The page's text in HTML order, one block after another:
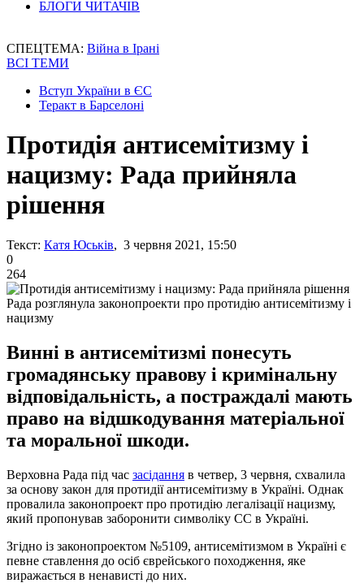
БЛОГИ ЧИТАЧІВ
СПЕЦТЕМА: Війна в Ірані
ВСІ ТЕМИ
Вступ України в ЄС
Теракт в Барселоні
Протидія антисемітизму і
нацизму: Рада прийняла
рішення
Текст: Катя Юськів, 3 червня 2021, 15:50
0
264
Рада розглянула законопроекти про протидію антисемітизму і
нацизму
Винні в антисемітизмі понесуть
громадянську правову і кримінальну
відповідальність, а постраждалі мають
право на відшкодування матеріальної
та моральної шкоди.
Верховна Рада під час засідання в четвер, 3 червня, схвалила
за основу закон для протидії антисемітизму в Україні. Однак
провалила законопроект про протидію легалізації нацизму,
який пропонував заборонити символіку СС в Україні.
Згідно із законопроектом №5109, антисемітизмом в Україні є
певне ставлення до осіб єврейського походження, яке
виражається в ненависті до них.